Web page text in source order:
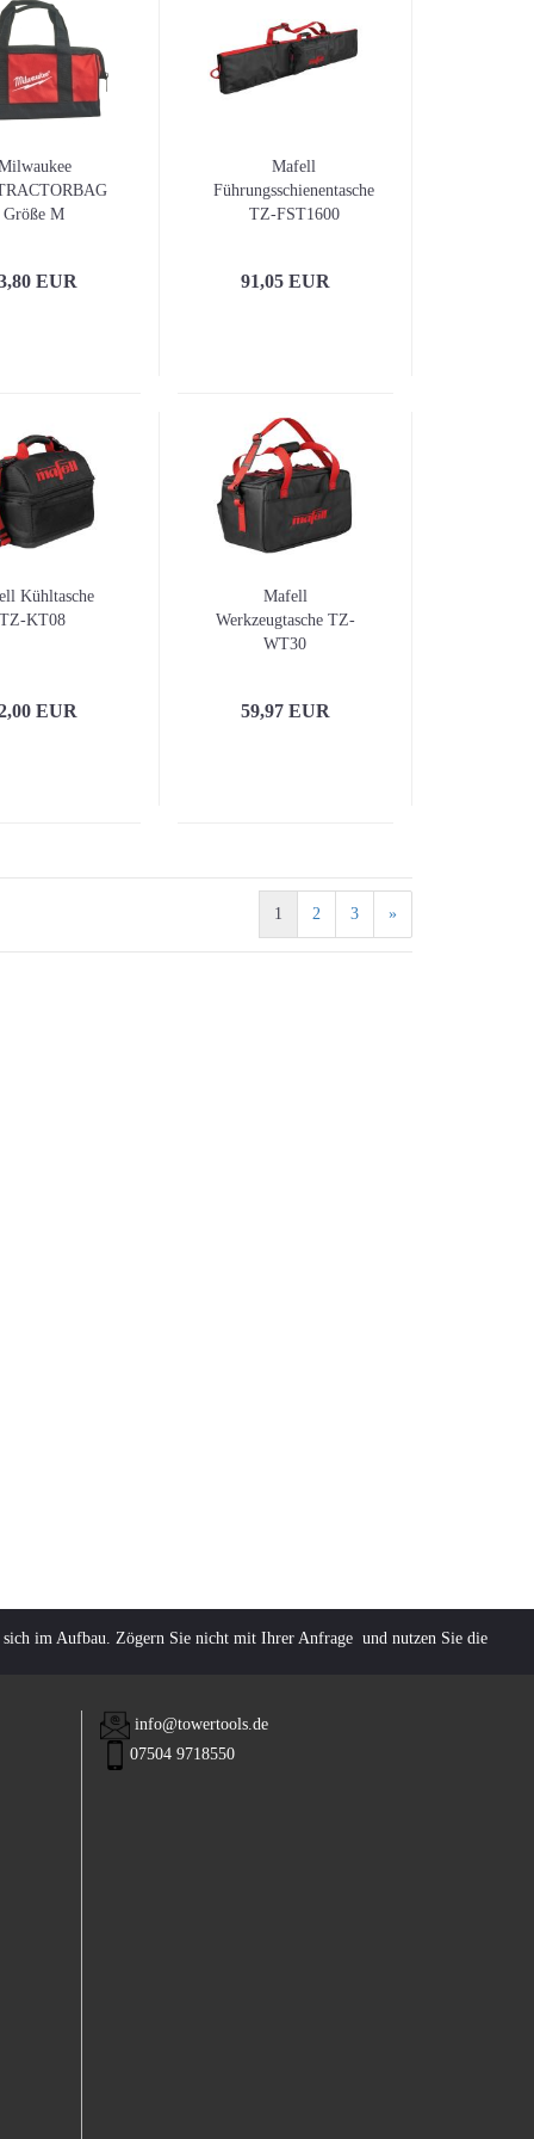
Größe M
EUR
Mafell
Führungsschienentasche
TZ-FST1600
91,05 EUR
Kühltasche
TZ-KT08
EUR
Mafell
Werkzeugtasche TZ-
WT30
59,97 EUR
1 2 3 »
im Aufbau. Zögern Sie nicht mit Ihrer Anfrage und nutzen Sie die
info@towertools.de
07504 9718550